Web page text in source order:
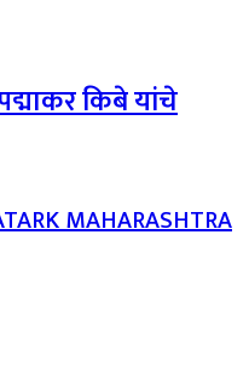
पद्माकर किबे यांचे
MAHARASHTRA